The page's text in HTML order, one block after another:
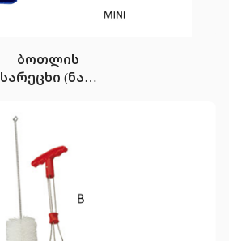
ბოთლის
სარეცხი (ნახ.